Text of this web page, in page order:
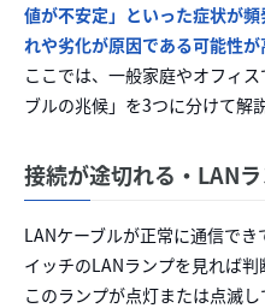
値が不安定」といった症状が
れや劣化が原因である可能性
ここでは、一般家庭やオフィ
ブルの兆候」を3つに分けて解
接続が途切れる・LAN
LANケーブルが正常に通信で
イッチのLANランプを見れば判
このランプが点灯または点滅